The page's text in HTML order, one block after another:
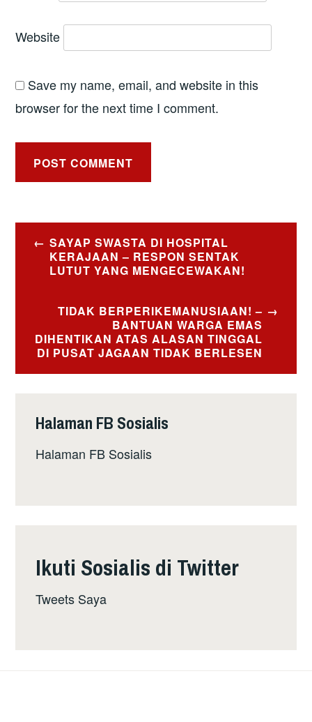
Website
Save my name, email, and website in this
browser for the next time I comment.
Post
navigation
SAYAP SWASTA DI HOSPITAL
KERAJAAN – RESPON SENTAK
LUTUT YANG MENGECEWAKAN!
TIDAK BERPERIKEMANUSIAAN! –
BANTUAN WARGA EMAS
DIHENTIKAN ATAS ALASAN TINGGAL
DI PUSAT JAGAAN TIDAK BERLESEN
Halaman FB Sosialis
Halaman FB Sosialis
Ikuti Sosialis di Twitter
Tweets Saya